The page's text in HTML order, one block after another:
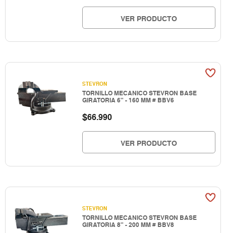
VER PRODUCTO
STEVRON
TORNILLO MECANICO STEVRON BASE
GIRATORIA 6" - 160 MM # BBV6
$66.990
VER PRODUCTO
STEVRON
TORNILLO MECANICO STEVRON BASE
GIRATORIA 8" - 200 MM # BBV8